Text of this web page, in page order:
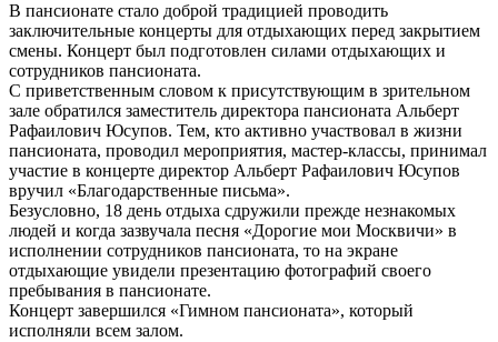
В пансионате стало доброй традицией проводить
заключительные концерты для отдыхающих перед закрытием
смены. Концерт был подготовлен силами отдыхающих и
сотрудников пансионата.
С приветственным словом к присутствующим в зрительном
зале обратился заместитель директора пансионата Альберт
Рафаилович Юсупов. Тем, кто активно участвовал в жизни
пансионата, проводил мероприятия, мастер-классы, принимал
участие в концерте директор Альберт Рафаилович Юсупов
вручил «Благодарственные письма».
Безусловно, 18 день отдыха сдружили прежде незнакомых
людей и когда зазвучала песня «Дорогие мои Москвичи» в
исполнении сотрудников пансионата, то на экране
отдыхающие увидели презентацию фотографий своего
пребывания в пансионате.
Концерт завершился «Гимном пансионата», который
исполняли всем залом.